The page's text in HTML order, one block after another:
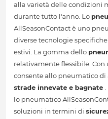
alla varietà delle condizioni
durante tutto l'anno. Lo
AllSeasonContact è uno
diverse tecnologie
estivi. La gomma dello
relativamente flessibile.
consente allo pneumatico
strade innevate e bagnate
lo pneumatico
soluzioni in termini di